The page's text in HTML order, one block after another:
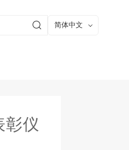
简体中文
彰仪